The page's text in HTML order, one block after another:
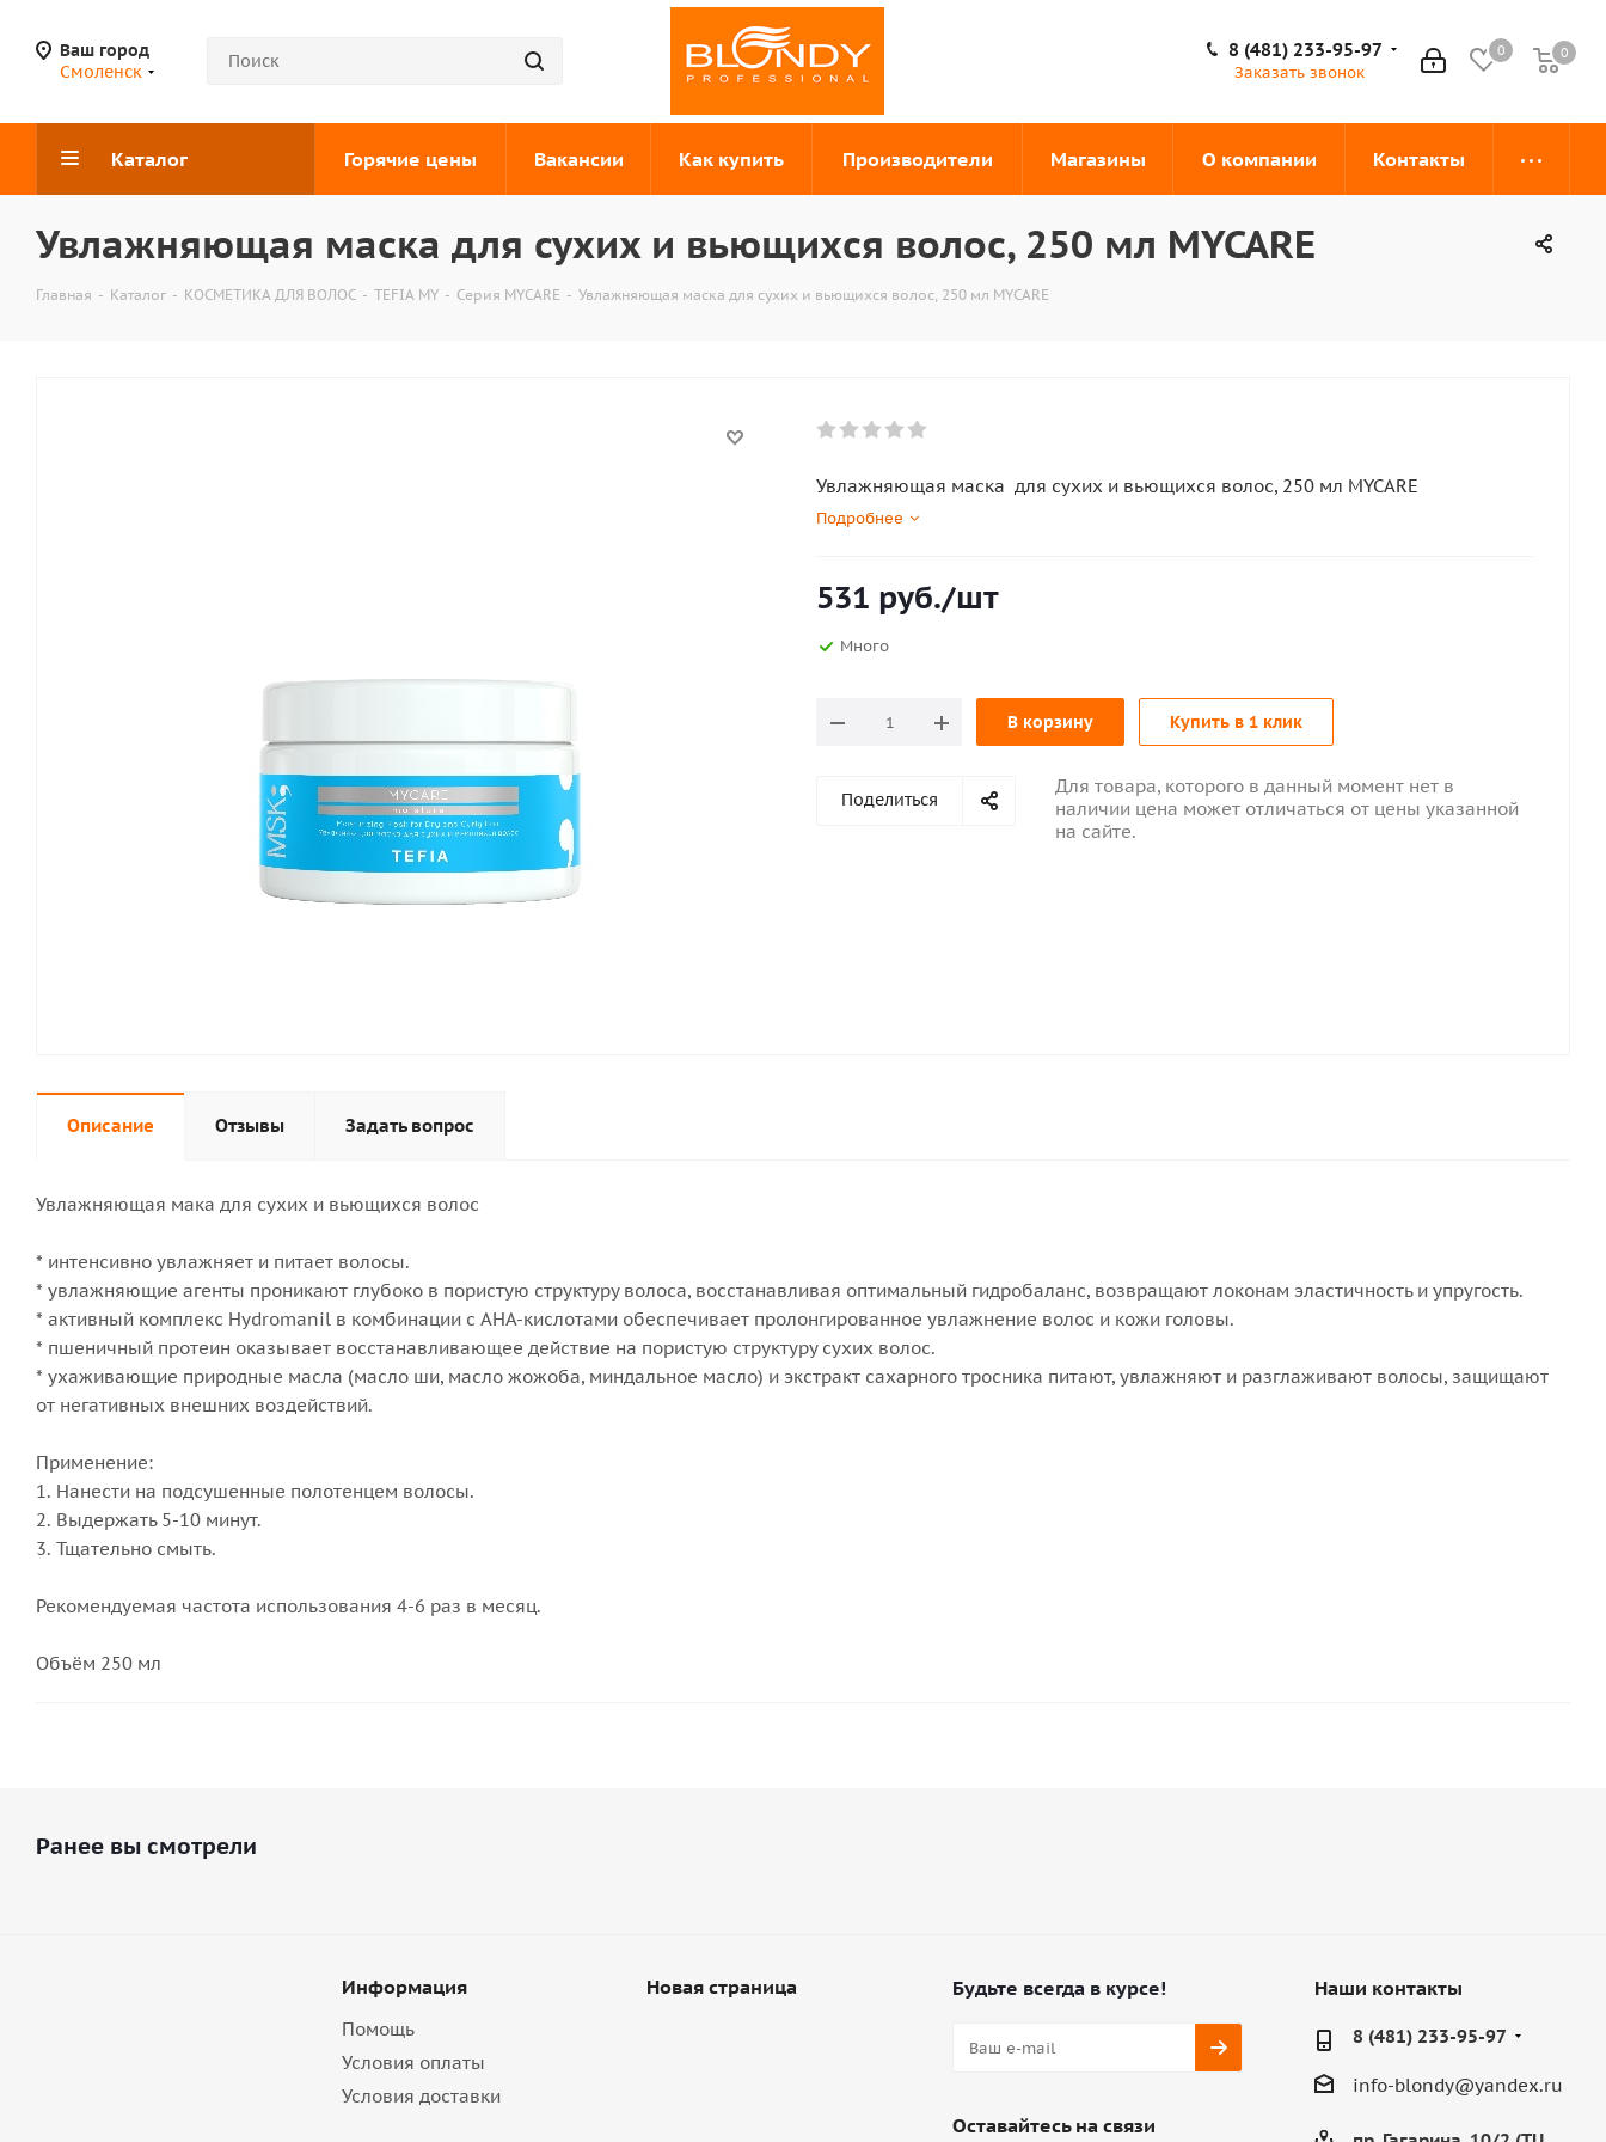
Ваш город
Смоленск
0 0
0
8 (481) 233-95-97
Заказать звонок
Каталог Горячие цены Вакансии Как купить Производители Магазины О компании Контакты
Увлажняющая маска для сухих и вьющихся волос, 250 мл MYCARE
Главная - Каталог - КОСМЕТИКА ДЛЯ ВОЛОС - TEFIA MY - Серия MYCARE - Увлажняющая маска для сухих и вьющихся волос, 250 мл MYCARE
Увлажняющая маска для сухих и вьющихся волос, 250 мл MYCARE
Подробнее
531 руб./шт
Много
В корзину Купить в 1 клик
Поделиться
Для товара, которого в данный момент нет в
наличии цена может отличаться от цены указанной
на сайте.
Описание Отзывы Задать вопрос
Увлажняющая мака для сухих и вьющихся волос
* интенсивно увлажняет и питает волосы.
* увлажняющие агенты проникают глубоко в пористую структуру волоса, восстанавливая оптимальный гидробаланс, возвращают локонам эластичность и упругость.
* активный комплекс Hydromanil в комбинации с АНА-кислотами обеспечивает пролонгированное увлажнение волос и кожи головы.
* пшеничный протеин оказывает восстанавливающее действие на пористую структуру сухих волос.
* ухаживающие природные масла (масло ши, масло жожоба, миндальное масло) и экстракт сахарного тросника питают, увлажняют и разглаживают волосы, защищают
от негативных внешних воздействий.
Применение:
1. Нанести на подсушенные полотенцем волосы.
2. Выдержать 5-10 минут.
3. Тщательно смыть.
Рекомендуемая частота использования 4-6 раз в месяц.
Объём 250 мл
Ранее вы смотрели
Информация
Помощь
Условия оплаты
Условия доставки
Новая страница Будьте всегда в курсе!
Оставайтесь на связи
Наши контакты
8 (481) 233-95-97
info-blondy@yandex.ru